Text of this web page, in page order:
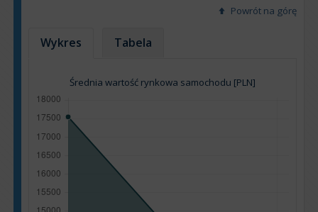
Powrót na górę
Wykres Tabela
Średnia wartość rynkowa samochodu [PLN]